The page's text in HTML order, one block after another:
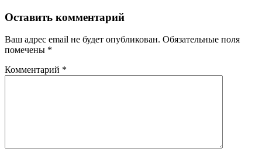
Оставить комментарий
Ваш адрес email не будет опубликован. Обязательные поля
помечены *
Комментарий *